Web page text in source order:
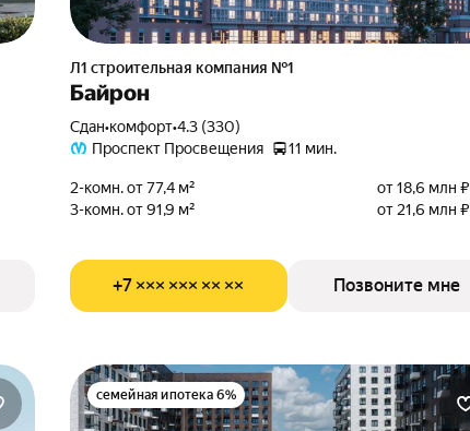
Л1 cтроительная компания №1
Байрон
Сдан•комфорт•4.3 (330)
Проспект Просвещения
11 мин.
2-комн. от 77,4 м²
от 18,6 млн ₽
3-комн. от 91,9 м²
от 21,6 млн ₽
+7 ××× ××× ×× ×× Позвоните мне
семейная ипотека 6%